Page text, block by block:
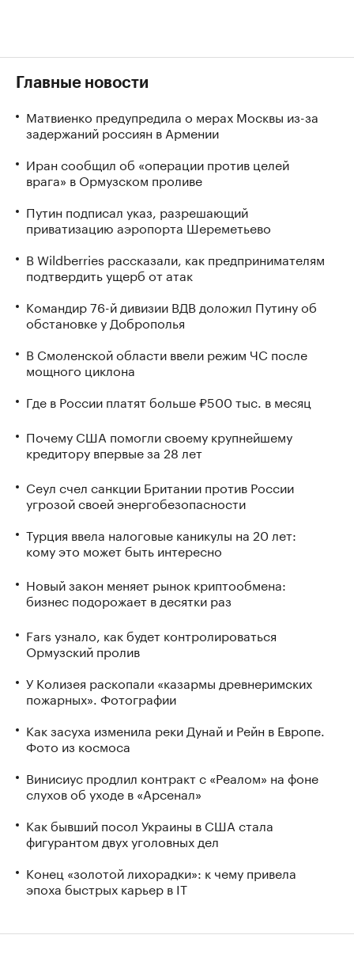
Главные новости
Матвиенко предупредила о мерах Москвы из-за
задержаний россиян в Армении
Иран сообщил об «операции против целей
врага» в Ормузском проливе
Путин подписал указ, разрешающий
приватизацию аэропорта Шереметьево
В Wildberries рассказали, как предпринимателям
подтвердить ущерб от атак
Командир 76-й дивизии ВДВ доложил Путину об
обстановке у Доброполья
В Смоленской области ввели режим ЧС после
мощного циклона
Где в России платят больше ₽500 тыс. в месяц
Почему США помогли своему крупнейшему
кредитору впервые за 28 лет
Сеул счел санкции Британии против России
угрозой своей энергобезопасности
Турция ввела налоговые каникулы на 20 лет:
кому это может быть интересно
Новый закон меняет рынок криптообмена:
бизнес подорожает в десятки раз
Fars узнало, как будет контролироваться
Ормузский пролив
У Колизея раскопали «казармы древнеримских
пожарных». Фотографии
Как засуха изменила реки Дунай и Рейн в Европе.
Фото из космоса
Винисиус продлил контракт с «Реалом» на фоне
слухов об уходе в «Арсенал»
Как бывший посол Украины в США стала
фигурантом двух уголовных дел
Конец «золотой лихорадки»: к чему привела
эпоха быстрых карьер в IT